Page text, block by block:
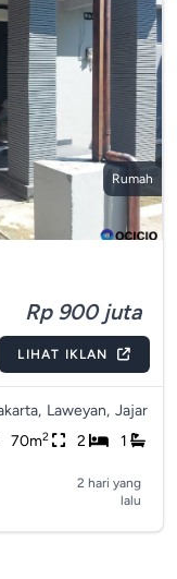
Rumah
Rp 900 juta
LIHAT IKLAN
Laweyan, Jajar
70m2 2 1
2 hari yang
lalu